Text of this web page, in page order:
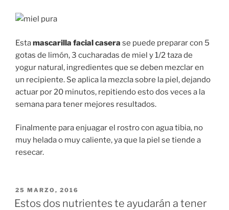
Estamascarilla facial casera se puede preparar con 5
gotas de limón, 3 cucharadas de miel y 1/2 taza de
yogur natural, ingredientes que se deben mezclar en
un recipiente. Se aplica la mezcla sobre la piel, dejando
actuar por 20 minutos, repitiendo esto dos veces a la
semana para tener mejores resultados.
Finalmente para enjuagar el rostro con agua tibia, no
muy helada o muy caliente, ya que la piel se tiende a
resecar.
PUBLICADO
EN
25 MARZO, 2016
Estos dos nutrientes te ayudarán a tener